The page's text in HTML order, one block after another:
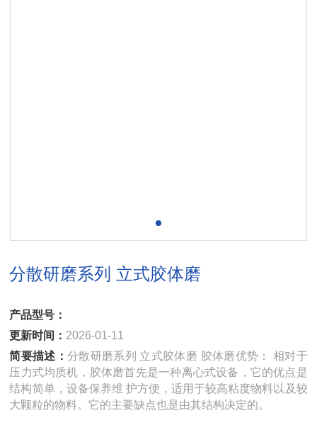
分散研磨系列 立式胶体磨
产品型号：
更新时间： 2026-01-11
简要描述：分散研磨系列 立式胶体磨 胶体磨优势： 相对于
压力式均质机，胶体磨首先是一种离心式设备，它的优点是
结构简单，设备保养维 护方便，适用于较高粘度物料以及较
大颗粒的物料。它的主要缺点也是由其结构决定的。